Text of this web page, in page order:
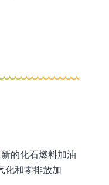
的化石燃料加油
化和零排放加